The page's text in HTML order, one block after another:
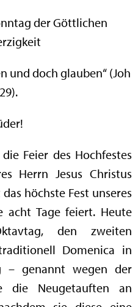
der Göttlichen
und doch glauben“ (Joh
Feier des Hochfestes
Herrn Jesus Christus
höchste Fest unseres
acht Tage feiert. Heute
den zweiten
Domenica in
– genannt wegen der
die Neugetauften an